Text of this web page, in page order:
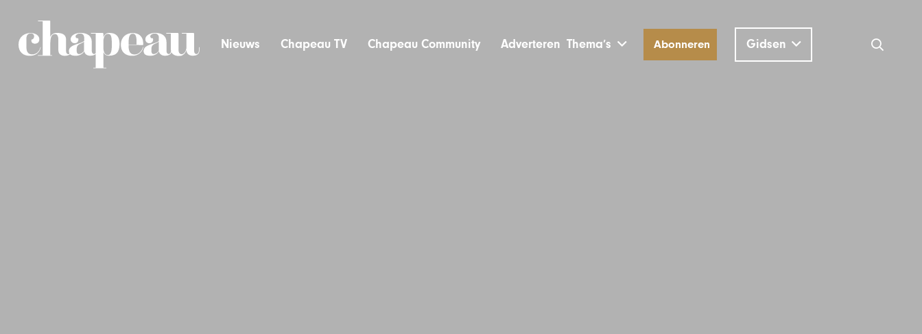
Nieuws Chapeau TV Chapeau Community Adverteren Thema’s Abonneren Gidsen